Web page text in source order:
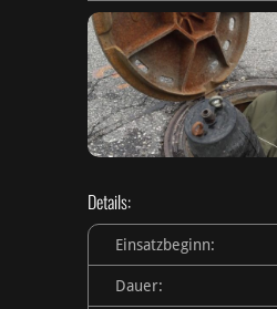
Details:
Einsatzbeginn:
Dauer: